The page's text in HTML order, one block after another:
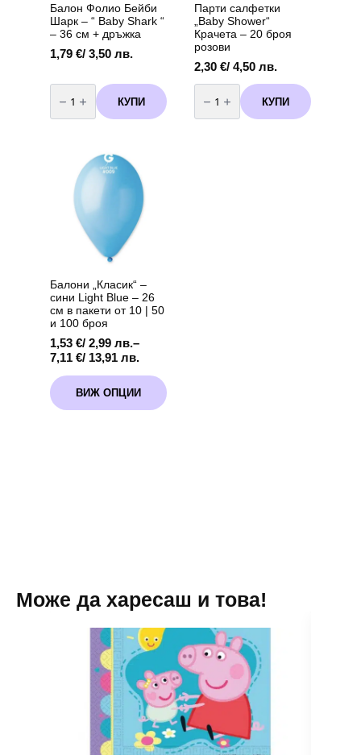
Балон Фолио Бейби
Шарк – “ Baby Shark “
– 36 см + дръжка
1,79 €/ 3,50 лв.
количество
за
Балон
Фолио
Shark
дръжка
КУПИ
Парти салфетки
„Baby Shower“
Крачета – 20 броя
розови
2,30 €/ 4,50 лв.
количество
за
Парти
салфетки
КУПИ
Балони „Класик“ –
сини Light Blue – 26
см в пакети от 10 | 50
и 100 броя
1,53 €/ 2,99 лв.–
7,11 €/ 13,91 лв.
Price
1,53 €
/
2,99 лв.
ВИЖ ОПЦИИ
This
product
has
Може да харесаш и това!